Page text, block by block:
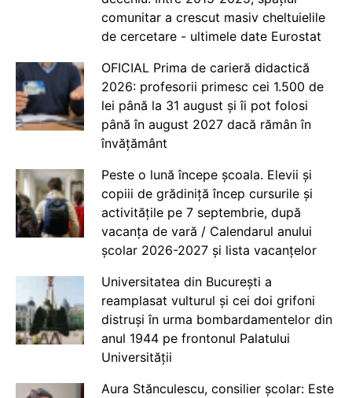
comunitar a crescut masiv cheltuielile
de cercetare - ultimele date Eurostat
OFICIAL Prima de carieră didactică
2026: profesorii primesc cei 1.500 de
lei până la 31 august și îi pot folosi
până în august 2027 dacă rămân în
învățământ
Peste o lună începe școala. Elevii și
copiii de grădiniță încep cursurile și
activitățile pe 7 septembrie, după
vacanța de vară / Calendarul anului
școlar 2026-2027 și lista vacanțelor
Universitatea din București a
reamplasat vulturul și cei doi grifoni
distruși în urma bombardamentelor din
anul 1944 pe frontonul Palatului
Universității
Aura Stănculescu, consilier școlar: Este